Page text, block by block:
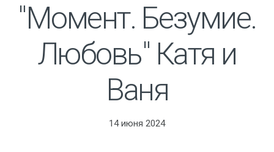
"Момент. Безумие.
Любовь" Катя и
Ваня
14 июня 2024